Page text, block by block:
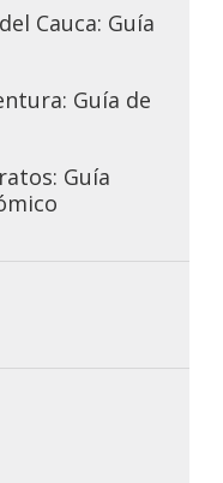
Cauca: Guía
Guía de
Guía